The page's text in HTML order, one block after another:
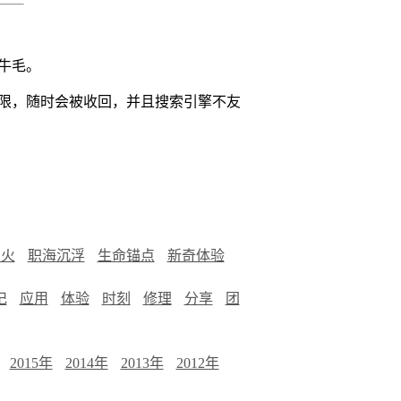
毛。
，随时会被收回，并且搜索引擎不友
职海沉浮 生命锚点 新奇体验
应用 体验 时刻 修理 分享 团
2015年 2014年 2013年 2012年